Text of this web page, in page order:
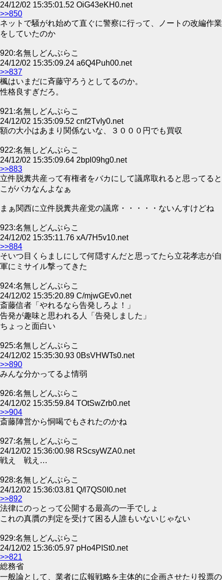
24/12/02 15:35:01.52 OiG43eKH0.net
>>850
ネットで騒がれ始めて直ぐに警察に行って、ノートの改編作業
をしていたのか
920:名無しどんぶらこ
24/12/02 15:35:09.24 a6Q4Puh00.net
>>837
楓はいまだに斉藤守ろうとしてるのか。
性格良すぎだろ。
921:名無しどんぶらこ
24/12/02 15:35:09.52 cnf2TvIy0.net
額の大小はあまり関係ないな、３０００円でも買収
922:名無しどんぶらこ
24/12/02 15:35:09.64 2bpl09hg0.net
>>883
立件脱糞共産って有権者をバカにして議席取れると思ってると
こがバカなんよなぁ
まぁ関西に立件脱糞共産党の議席・・・・・ないんすけどね
923:名無しどんぶらこ
24/12/02 15:35:11.76 xA/7H5v10.net
>>884
そいつ目くらましにして何隠すんだと思ってたら立花孝志が自
軍にミサイル撃ってきた
924:名無しどんぶらこ
24/12/02 15:35:20.89 C/mjwGEv0.net
斎藤信者「やれるなら告発しろよ！」
告発が趣味と思われる人「告発しました」
ちょっと面白い
925:名無しどんぶらこ
24/12/02 15:35:30.93 0BsVHWTs0.net
>>890
みんな分かってるよ情弱
926:名無しどんぶらこ
24/12/02 15:35:59.84 TOtSwZrb0.net
>>904
斎藤陣営から恫喝でもされたのかね
927:名無しどんぶらこ
24/12/02 15:36:00.98 RScsyWZA0.net
戦え 戦え…
928:名無しどんぶらこ
24/12/02 15:36:03.81 Q/l7QS0I0.net
>>892
法律にのっとって公開する最高の一手でしょ
これの真贋の判定を受けて困る人誰もいないじゃない
929:名無しどんぶらこ
24/12/02 15:36:05.97 pHo4PISt0.net
>>821
総務省
一般論として、業者に広報戦略を主体的に企画させたり投票の